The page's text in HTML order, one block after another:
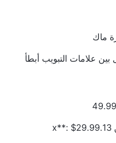
ماك
بين علامات التبويب أبطأ